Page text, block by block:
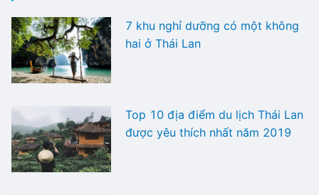
7 khu nghỉ dưỡng có một không
hai ở Thái Lan
Top 10 địa điểm du lịch Thái Lan
được yêu thích nhất năm 2019